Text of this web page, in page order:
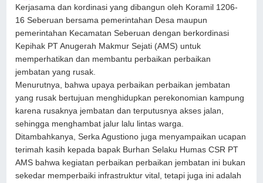
Kerjasama dan kordinasi yang dibangun oleh Koramil 1206-
16 Seberuan bersama pemerintahan Desa maupun
pemerintahan Kecamatan Seberuan dengan berkordinasi
Kepihak PT Anugerah Makmur Sejati (AMS) untuk
memperhatikan dan membantu perbaikan perbaikan
jembatan yang rusak.
Menurutnya, bahwa upaya perbaikan perbaikan jembatan
yang rusak bertujuan menghidupkan perekonomian kampung
karena rusaknya jembatan dan terputusnya akses jalan,
sehingga menghambat jalur lalu lintas warga.
Ditambahkanya, Serka Agustiono juga menyampaikan ucapan
terimah kasih kepada bapak Burhan Selaku Humas CSR PT
AMS bahwa kegiatan perbaikan perbaikan jembatan ini bukan
sekedar memperbaiki infrastruktur vital, tetapi juga ini adalah